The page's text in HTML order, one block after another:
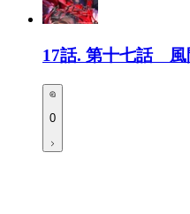
17話. 第十七話 風
0